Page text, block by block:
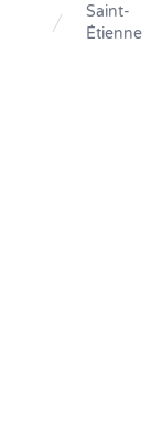
Saint-
Étienne